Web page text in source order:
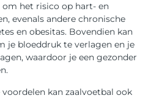
het risico op hart- en
evenals andere chronische
en obesitas. Bovendien kan
je bloeddruk te verlagen en je
waardoor je een gezonder
kan zaalvoetbal ook